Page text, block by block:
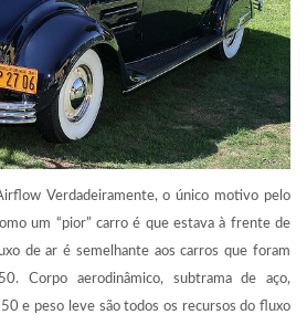
Verdadeiramente, o único motivo pelo
um “pior” carro é que estava à frente de
de ar é semelhante aos carros que foram
Corpo aerodinâmico, subtrama de aço,
e peso leve são todos os recursos do fluxo